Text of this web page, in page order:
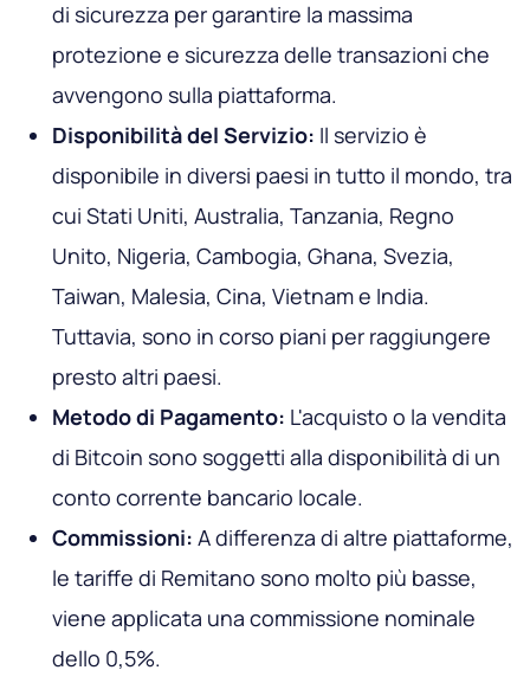
di sicurezza per garantire la massima
protezione e sicurezza delle transazioni che
avvengono sulla piattaforma.
Disponibilità del Servizio: Il servizio è
disponibile in diversi paesi in tutto il mondo, tra
cui Stati Uniti, Australia, Tanzania, Regno
Unito, Nigeria, Cambogia, Ghana, Svezia,
Taiwan, Malesia, Cina, Vietnam e India.
Tuttavia, sono in corso piani per raggiungere
presto altri paesi.
Metodo di Pagamento: L'acquisto o la vendita
di Bitcoin sono soggetti alla disponibilità di un
conto corrente bancario locale.
Commissioni: A differenza di altre piattaforme,
le tariffe di Remitano sono molto più basse,
viene applicata una commissione nominale
dello 0,5%.